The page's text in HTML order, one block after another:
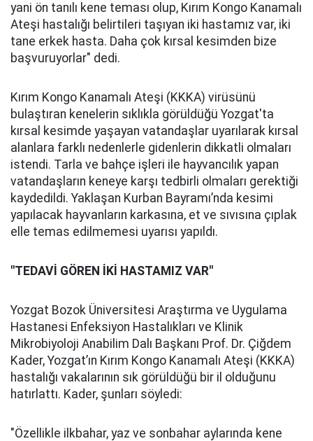
yani ön tanılı kene teması olup, Kırım Kongo Kanamalı
Ateşi hastalığı belirtileri taşıyan iki hastamız var, iki
tane erkek hasta. Daha çok kırsal kesimden bize
başvuruyorlar" dedi.
Kırım Kongo Kanamalı Ateşi (KKKA) virüsünü
bulaştıran kenelerin sıklıkla görüldüğü Yozgat'ta
kırsal kesimde yaşayan vatandaşlar uyarılarak kırsal
alanlara farklı nedenlerle gidenlerin dikkatli olmaları
istendi. Tarla ve bahçe işleri ile hayvancılık yapan
vatandaşların keneye karşı tedbirli olmaları gerektiği
kaydedildi. Yaklaşan Kurban Bayramı’nda kesimi
yapılacak hayvanların karkasına, et ve sıvısına çıplak
elle temas edilmemesi uyarısı yapıldı.
"TEDAVİ GÖREN İKİ HASTAMIZ VAR"
Yozgat Bozok Üniversitesi Araştırma ve Uygulama
Hastanesi Enfeksiyon Hastalıkları ve Klinik
Mikrobiyoloji Anabilim Dalı Başkanı Prof. Dr. Çiğdem
Kader, Yozgat’ın Kırım Kongo Kanamalı Ateşi (KKKA)
hastalığı vakalarının sık görüldüğü bir il olduğunu
hatırlattı. Kader, şunları söyledi:
"Özellikle ilkbahar, yaz ve sonbahar aylarında kene